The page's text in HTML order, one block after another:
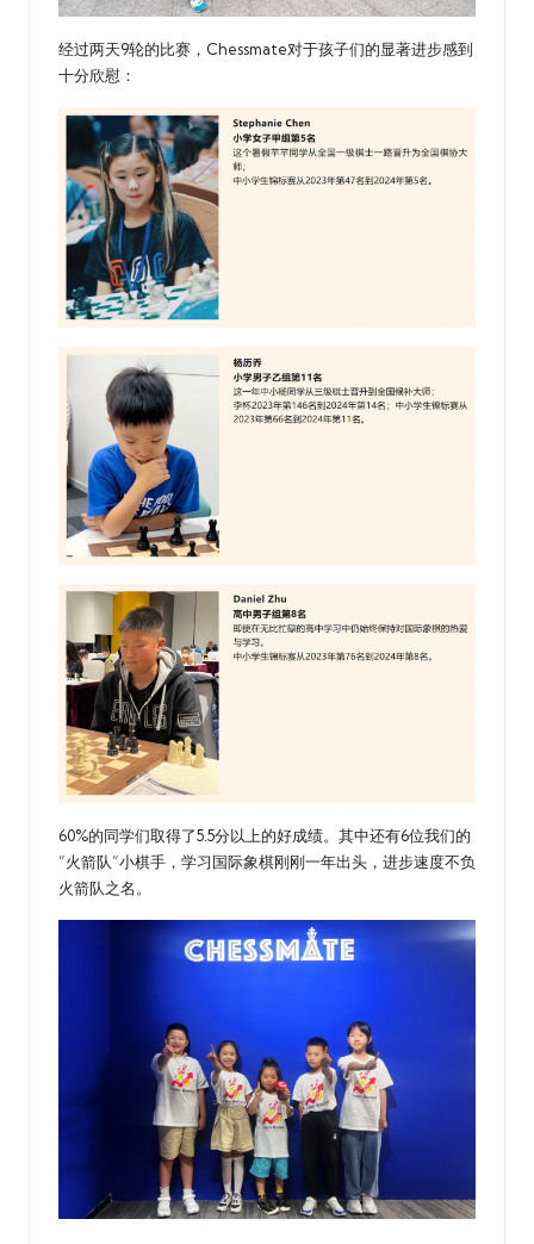
经过两天9轮的比赛，Chessmate对于孩子们的显著进步感到
十分欣慰：
60%的同学们取得了5.5分以上的好成绩。其中还有6位我们的
“火箭队”小棋手，学习国际象棋刚刚一年出头，进步速度不负
火箭队之名。